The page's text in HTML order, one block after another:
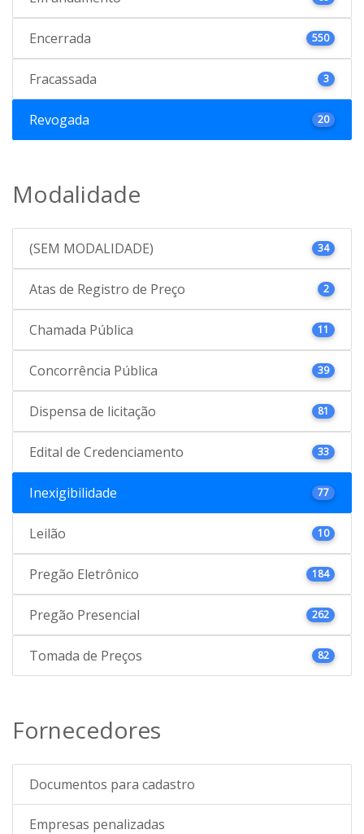
Encerrada 550
Fracassada 3
Revogada 20
Modalidade
(SEM MODALIDADE) 34
Atas de Registro de Preço 2
Chamada Pública 11
Concorrência Pública 39
Dispensa de licitação 81
Edital de Credenciamento 33
Inexigibilidade 77
Leilão 10
Pregão Eletrônico 184
Pregão Presencial 262
Tomada de Preços 82
Fornecedores
Documentos para cadastro
Empresas penalizadas